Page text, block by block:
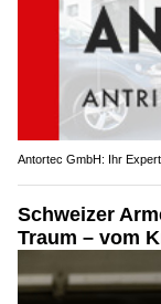
Antortec GmbH: Ihr
Schweizer
Traum – vom